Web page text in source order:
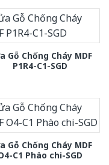
Gỗ Chống Cháy MDF
P1R4-C1-SGD
Gỗ Chống Cháy MDF
C1 Phào chi-SGD